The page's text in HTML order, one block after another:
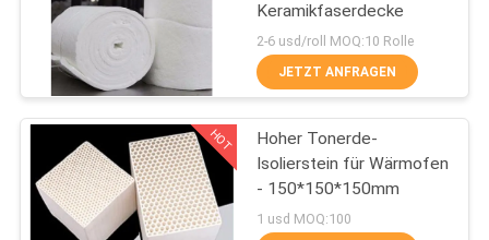
ÜBER
UNS
WERKSBESICHTIGUNG
QUALITÄTSKONTROLLE
Hohe Tonerde-
Ziegelsteine
87
Keramikfaserdecke
2-6 usd/roll MOQ:10 Rolle
JETZT ANFRAGEN
HOT
Hoher Tonerde-
Isolierstein für Wärmofen
- 150*150*150mm
1 usd MOQ:100